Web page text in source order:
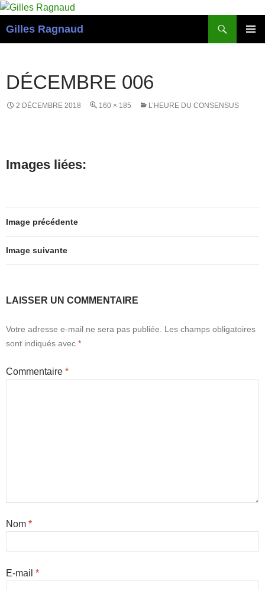
Gilles Ragnaud
DÉCEMBRE 006
2 DÉCEMBRE 2018 160 × 185 L’HEURE DU CONSENSUS
Images liées:
Image précédente
Image suivante
LAISSER UN COMMENTAIRE
Votre adresse e-mail ne sera pas publiée.
Les champs obligatoires
sont indiqués avec *
Commentaire *
Nom *
E-mail *